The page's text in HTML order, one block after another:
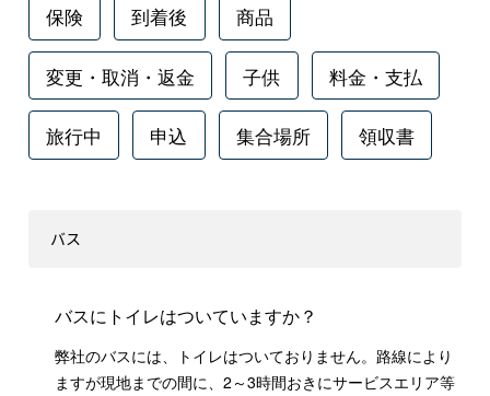
保険 到着後 商品
変更・取消・返金 子供 料金・支払
旅行中 申込 集合場所 領収書
バス
バスにトイレはついていますか？
弊社のバスには、トイレはついておりません。路線により
ますが現地までの間に、2～3時間おきにサービスエリア等